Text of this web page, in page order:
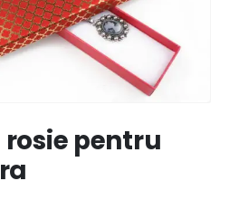
pentru